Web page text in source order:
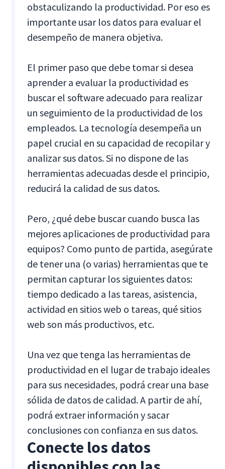
obstaculizando la productividad. Por eso es
importante usar los datos para evaluar el
desempeño de manera objetiva.
El primer paso que debe tomar si desea
aprender a evaluar la productividad es
buscar el software adecuado para realizar
un seguimiento de la productividad de los
empleados. La tecnología desempeña un
papel crucial en su capacidad de recopilar y
analizar sus datos. Si no dispone de las
herramientas adecuadas desde el principio,
reducirá la calidad de sus datos.
Pero, ¿qué debe buscar cuando busca las
mejores aplicaciones de productividad para
equipos? Como punto de partida, asegúrate
de tener una (o varias) herramientas que te
permitan capturar los siguientes datos:
tiempo dedicado a las tareas, asistencia,
actividad en sitios web o tareas, qué sitios
web son más productivos, etc.
Una vez que tenga las herramientas de
productividad en el lugar de trabajo ideales
para sus necesidades, podrá crear una base
sólida de datos de calidad. A partir de ahí,
podrá extraer información y sacar
conclusiones con confianza en sus datos.
Conecte los datos